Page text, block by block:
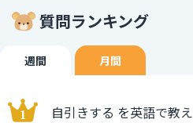
質問ランキング
週間 月間
自引きする を英語で教